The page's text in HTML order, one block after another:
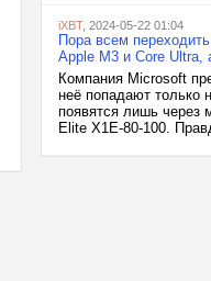
iXBT, 2024-05-22 01:04
Пора всем
Apple M3 и Core Ultra,
Компания Microsoft
неё попадают только
появятся лишь через
Elite X1E-80-100.